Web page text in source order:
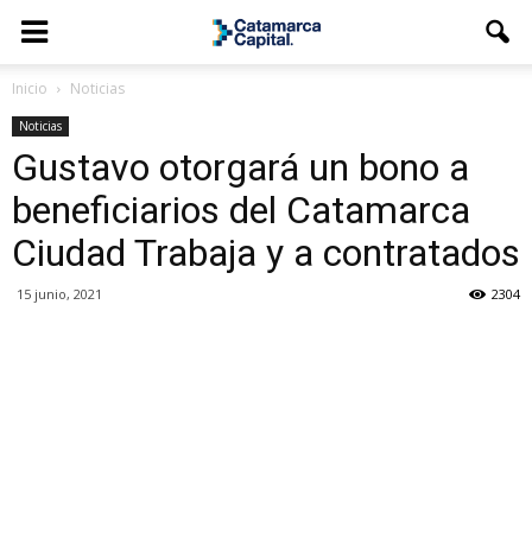
Inicio Noticias
Noticias
Gustavo otorgará un bono a
beneficiarios del Catamarca
Ciudad Trabaja y a contratados
15 junio, 2021 2304